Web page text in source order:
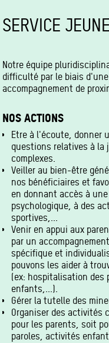
SERVICE
Notre équipe
difficulté par le biais
accompagnement de
NOS ACTIONS
Etre à l'écoute, donner
questions relatives à
complexes.
Veiller au bien-être
nos bénéficiaires et
en donnant accès à
psychologique, à des
sportives,...
Venir en appui aux
par un
spécifique et
pouvons les aider à
(ex: hospitalisation des
enfants,...).
Gérer la tutelle des
Organiser des activités
pour les parents, soit
paroles, activités